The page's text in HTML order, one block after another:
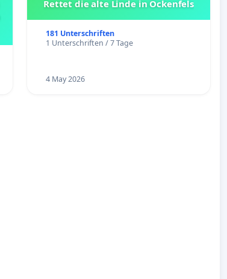
Rettet die alte Linde in Ockenfels
181 Unterschriften
1 Unterschriften / 7 Tage
4 May 2026